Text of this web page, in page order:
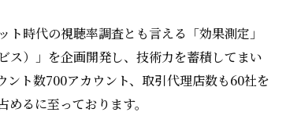
時代の視聴率調査とも言える「効果測定」
ス）」を企画開発し、技術力を蓄積してまい
ト数700アカウント、取引代理店数も60社を
るに至っております。